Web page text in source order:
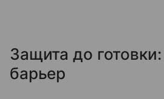
Защита до
барьер